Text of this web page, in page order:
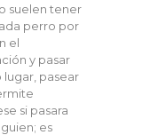
suelen tener
perro por
el
y pasar
lugar, pasear
si pasara
es